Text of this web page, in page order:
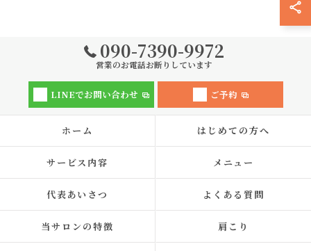
090-7390-9972
営業のお電話お断りしています
LINEでお問い合わせ ご予約
ホーム はじめての方へ
サービス内容 メニュー
代表あいさつ よくある質問
当サロンの特徴 肩こり